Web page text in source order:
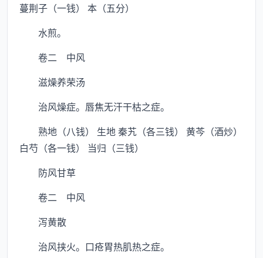
蔓荆子（一钱） 本（五分）
水煎。
卷二 中风
滋燥养荣汤
治风燥症。唇焦无汗干枯之症。
熟地（八钱） 生地 秦艽（各三钱） 黄芩（酒炒）
白芍（各一钱） 当归（三钱）
防风甘草
卷二 中风
泻黄散
治风挟火。口疮胃热肌热之症。